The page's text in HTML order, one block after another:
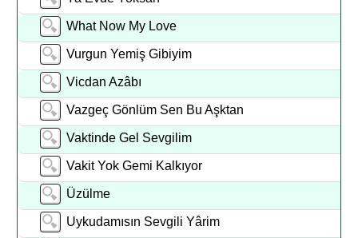
What Now My Love
Vurgun Yemiş Gibiyim
Vicdan Azâbı
Vazgeç Gönlüm Sen Bu Aşktan
Vaktinde Gel Sevgilim
Vakit Yok Gemi Kalkıyor
Üzülme
Uykudamısın Sevgili Yârim